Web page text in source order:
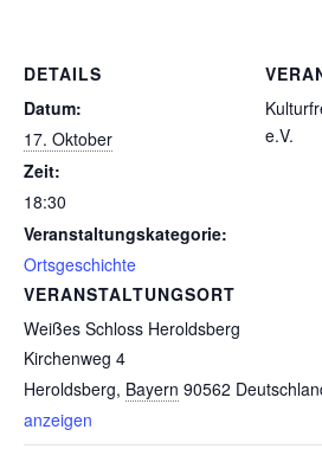
DETAILS
Datum:
17. Oktober
Zeit:
18:30
Veranstaltungskategorie:
Ortsgeschichte
VERANSTALTUNGSORT
Weißes Schloss Heroldsberg
Kirchenweg 4
Heroldsberg, Bayern 90562
anzeigen
e.V.